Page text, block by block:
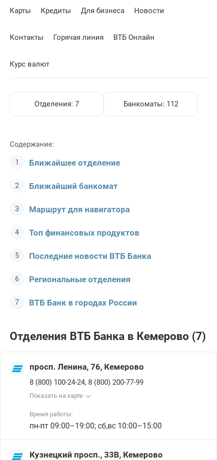
Карты Кредиты Для бизнеса Новости
Контакты Горячая линия ВТБ Онлайн
Курс валют
Отделения: 7 Банкоматы: 112
Содержание:
Ближайшее отделение
Ближайший банкомат
Маршрут для навигатора
Топ финансовых продуктов
Последние новости ВТБ Банкa
Региональные отделения
ВТБ Банк в городах России
Отделения ВТБ Банкa в Кемерово (7)
просп. Ленина, 76, Кемерово
8 (800) 100-24-24, 8 (800) 200-77-99
Показать на карте
Время работы:
пн-пт 09:00–19:00; сб,вс 10:00–15:00
Кузнецкий просп., 33В, Кемерово